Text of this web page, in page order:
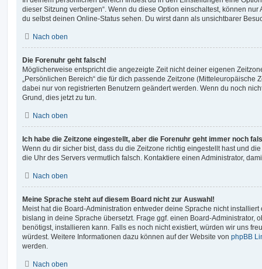
dieser Sitzung verbergen“. Wenn du diese Option einschaltest, können
du selbst deinen Online-Status sehen. Du wirst dann als unsichtbarer
Nach oben
Die Forenuhr geht falsch!
Möglicherweise entspricht die angezeigte Zeit nicht deiner eigenen
„Persönlichen Bereich“ die für dich passende Zeitzone (Mitteleuropäische
dabei nur von registrierten Benutzern geändert werden. Wenn du noch
Grund, dies jetzt zu tun.
Nach oben
Ich habe die Zeitzone eingestellt, aber die Forenuhr geht immer noch
Wenn du dir sicher bist, dass du die Zeitzone richtig eingestellt hast und
die Uhr des Servers vermutlich falsch. Kontaktiere einen Administrator,
Nach oben
Meine Sprache steht auf diesem Board nicht zur Auswahl!
Meist hat die Board-Administration entweder deine Sprache nicht
bislang in deine Sprache übersetzt. Frage ggf. einen Board-Administrator,
benötigst, installieren kann. Falls es noch nicht existiert, würden wir uns
würdest. Weitere Informationen dazu können auf der Website von phpBB
werden.
Nach oben